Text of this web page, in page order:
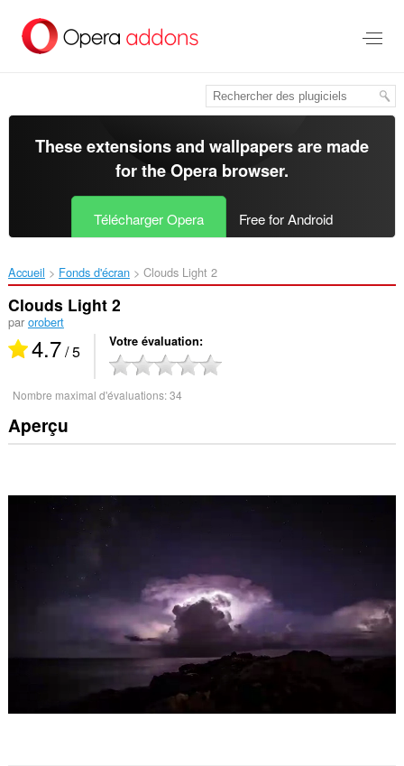
contenu
These extensions and wallpapers are made
for theOpera browser.
Télécharger Opera Free for Android
Accueil Fonds d'écran Clouds Light 2‎
Clouds Light 2
par orobert
4.7/ 5 Votre évaluation
Nombre maximal d'évaluations:34
Aperçu